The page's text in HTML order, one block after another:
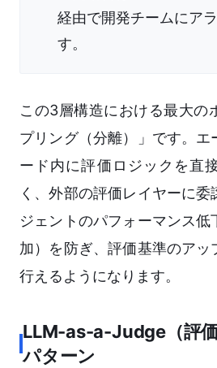
経由で開発チームにア
す。
この3層構造における最大の
プリング（分離）」です。エ
ード内に評価ロジックを直
く、外部の評価レイヤーに
ジェントのパフォーマンス低
加）を防ぎ、評価基準のアッ
行えるようになります。
LLM-as-a-Judge（評
パターン